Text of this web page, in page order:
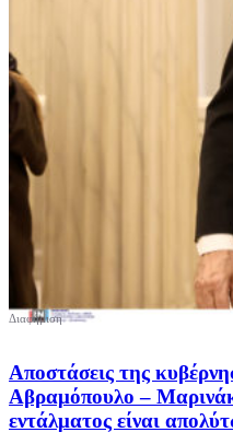
Αποστάσεις της
Αβραμόπουλο –
εντάλματος είναι